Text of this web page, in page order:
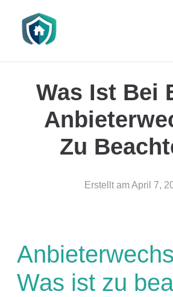
Was Ist Bei
Zu
Erstellt amApril 7,
Was ist zu